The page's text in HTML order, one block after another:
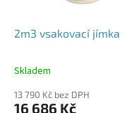
2m3 vsakovací jímka
Průměrné
produktu
Skladem
13 790 Kč bez DPH
16 686 Kč